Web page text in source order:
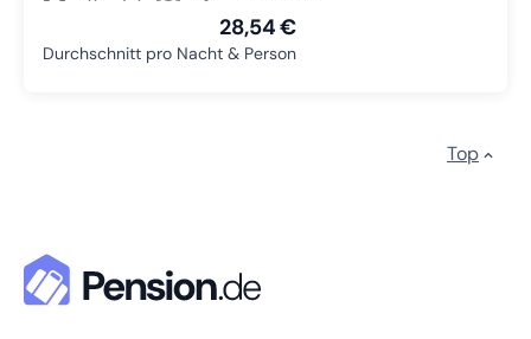
28,54 €
Durchschnitt pro Nacht & Person
Top